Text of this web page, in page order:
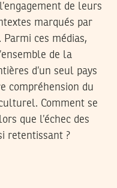
de leurs
marqués par
Parmi ces médias,
de la
d’un seul pays
compréhension du
Comment se
que l’échec des
retentissant ?